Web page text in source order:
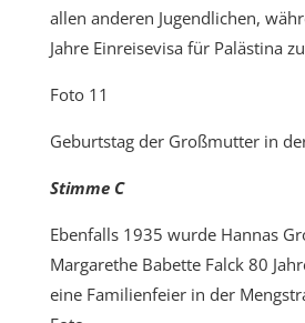
allen anderen Jugendlichen,
Jahre Einreisevisa für Palästina
Foto 11
Geburtstag der Großmutter in
Stimme C
Ebenfalls 1935 wurde Hannas
Margarethe Babette Falck 80
eine Familienfeier in der